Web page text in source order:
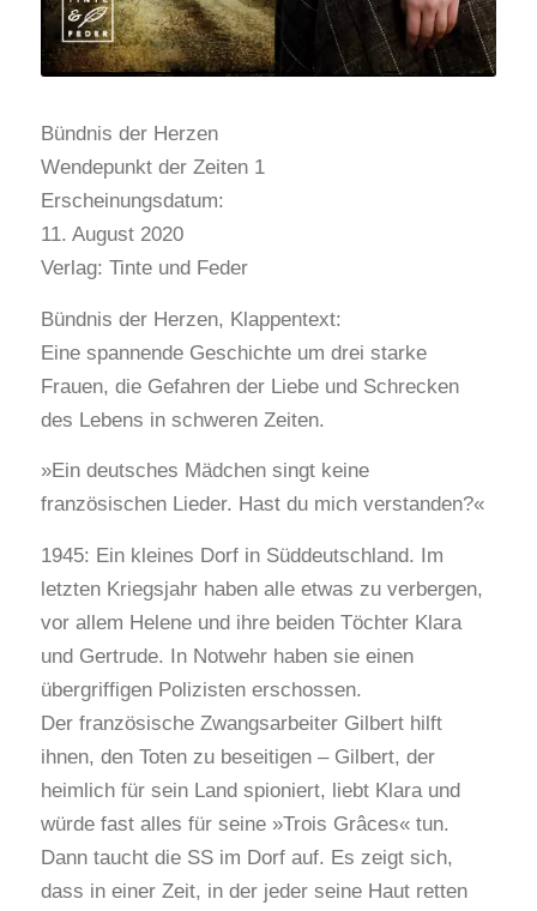
Bündnis der Herzen
Wendepunkt der Zeiten 1
Erscheinungsdatum:
11. August 2020
Verlag: Tinte und Feder
Bündnis der Herzen, Klappentext:
Eine spannende Geschichte um drei starke
Frauen, die Gefahren der Liebe und Schrecken
des Lebens in schweren Zeiten.
»Ein deutsches Mädchen singt keine
französischen Lieder. Hast du mich verstanden?«
1945: Ein kleines Dorf in Süddeutschland. Im
letzten Kriegsjahr haben alle etwas zu verbergen,
vor allem Helene und ihre beiden Töchter Klara
und Gertrude. In Notwehr haben sie einen
übergriffigen Polizisten erschossen.
Der französische Zwangsarbeiter Gilbert hilft
ihnen, den Toten zu beseitigen – Gilbert, der
heimlich für sein Land spioniert, liebt Klara und
würde fast alles für seine »Trois Grâces« tun.
Dann taucht die SS im Dorf auf. Es zeigt sich,
dass in einer Zeit, in der jeder seine Haut retten